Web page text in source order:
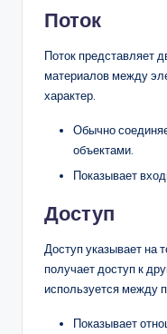
Поток
Поток представляет
материалов между
характер.
Обычно
объектами.
Показывает
Доступ
Доступ указывает на
получает доступ к
используется между
Показывает